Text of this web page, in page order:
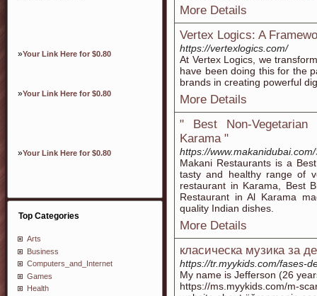
»Your Link Here for $0.80
»Your Link Here for $0.80
»Your Link Here for $0.80
Top Categories
Arts
Business
Computers_and_Internet
Games
Health
More Details
Vertex Logics: A
https://vertexlogics.com/
At Vertex Logics, we
have been doing this for the
brands in creating powerful
More Details
" Best Non-
Karama "
https://
Makani Restaurants is a
tasty and healthy range of
restaurant in Karama, Best
Restaurant in Al Karama
quality Indian dishes.
More Details
класическа музика за
https://tr.myykids.com/fases-
My name is Jefferson (26
https://ms.myykids.com/m-